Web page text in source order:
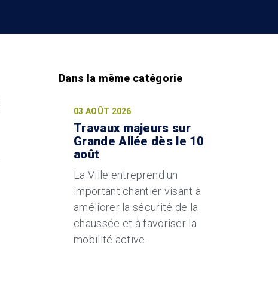
03 AOÛT 2026
Travaux majeurs sur
Grande Allée dès le 10
août
La Ville entreprend un
important chantier visant à
améliorer la sécurité de la
chaussée et à favoriser la
mobilité active.